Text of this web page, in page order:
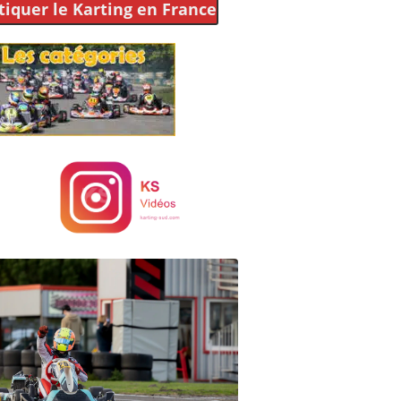
le Karting en France